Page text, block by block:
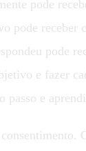
pode
pode receber
pode
e fazer
passo e